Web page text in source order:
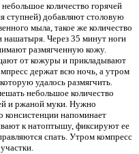
количество горячей
ступней) добавляют столовую
мыла, такое же количество
Через 35 минут ноги
размягченную кожу.
от кожуры и прикладывают
держат всю ночь, а утром
удалось размягчить.
небольшое количество
и ржаной муки. Нужно
консистенции напоминает
к натоптышу, фиксируют ее
спать. Утром компресс